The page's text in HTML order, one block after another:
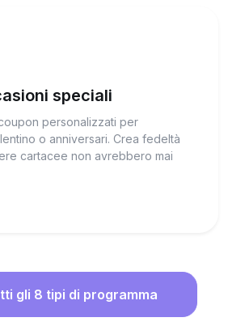
speciali
personalizzati per
o anniversari. Crea fedeltà
cartacee non avrebbero mai
gli 8 tipi di programma